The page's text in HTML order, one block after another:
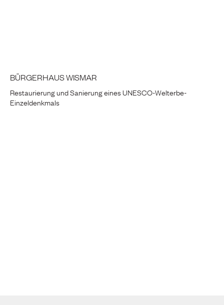
BÜRGERHAUS WISMAR
Restaurierung und Sanierung eines UNESCO-Welterbe-
Einzeldenkmals